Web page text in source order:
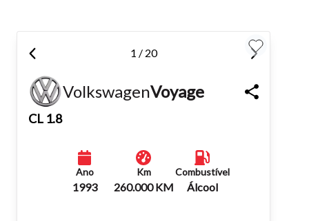
atalhos Ctrl+ (para aumentar) e Ctrl- (para diminuir) no seu
teclado.
Fechar
1 / 20
VolkswagenVoyage
CL 1.8
Ano
1993
Km
260.000 KM
Combustível
Álcool